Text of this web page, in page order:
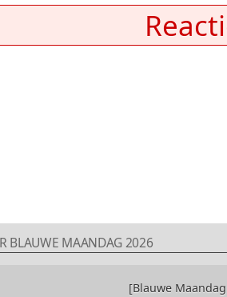
BLAUWE MAANDAG 2026
[Blauwe